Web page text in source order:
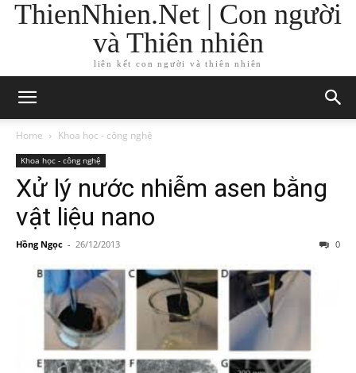
ThienNhien.Net | Con người
và Thiên nhiên
liên kết con người và thiên nhiên
Home Khoa học - công nghệ
Khoa học - công nghệ
Xử lý nước nhiễm asen bằng
vật liệu nano
Hồng Ngọc - 26/12/2013 0